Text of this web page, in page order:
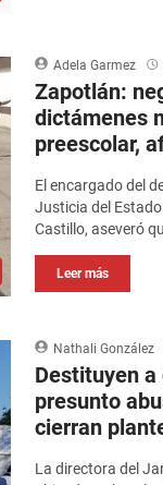
Adela Garmez
Zapotlán:
dictámenes
preescolar,
El encargado del
Justicia del
Castillo, aseveró
Leer más
Nathali González
Destituyen
presunto
cierran
La directora del